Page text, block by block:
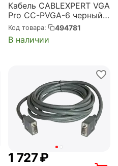
Кабель CABLEXPERT VGA
Pro CC-PVGA-6 черный,
1.8м, 15M/15M, экран,
феррит. кольца, пакет
(CC-PVGA-1.8M)
Код товара: 494781
В наличии
1 727₽